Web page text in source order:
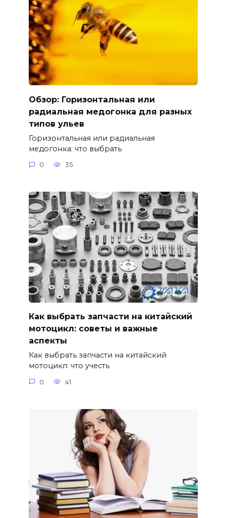
Обзор: Горизонтальная или
радиальная медогонка для разных
типов ульев
Горизонтальная или радиальная
медогонка: что выбрать
0 35
Как выбрать запчасти на китайский
мотоцикл: советы и важные
аспекты
Как выбрать запчасти на китайский
мотоцикл: что учесть
0 41